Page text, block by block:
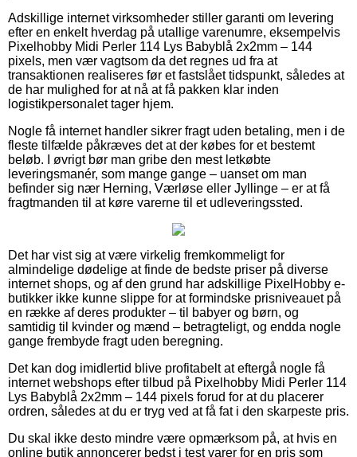
Adskillige internet virksomheder stiller garanti om levering
efter en enkelt hverdag på utallige varenumre, eksempelvis
Pixelhobby Midi Perler 114 Lys Babyblå 2x2mm – 144
pixels, men vær vagtsom da det regnes ud fra at
transaktionen realiseres før et fastslået tidspunkt, således at
de har mulighed for at nå at få pakken klar inden
logistikpersonalet tager hjem.
Nogle få internet handler sikrer fragt uden betaling, men i de
fleste tilfælde påkræves det at der købes for et bestemt
beløb. I øvrigt bør man gribe den mest letkøbte
leveringsmanér, som mange gange – uanset om man
befinder sig nær Herning, Værløse eller Jyllinge – er at få
fragtmanden til at køre varerne til et udleveringssted.
Det har vist sig at være virkelig fremkommeligt for
almindelige dødelige at finde de bedste priser på diverse
internet shops, og af den grund har adskillige PixelHobby e-
butikker ikke kunne slippe for at formindske prisniveauet på
en række af deres produkter – til babyer og børn, og
samtidig til kvinder og mænd – betragteligt, og endda nogle
gange frembyde fragt uden beregning.
Det kan dog imidlertid blive profitabelt at eftergå nogle få
internet webshops efter tilbud på Pixelhobby Midi Perler 114
Lys Babyblå 2x2mm – 144 pixels forud for at du placerer
ordren, således at du er tryg ved at få fat i den skarpeste pris.
Du skal ikke desto mindre være opmærksom på, at hvis en
online butik annoncerer bedst i test varer for en pris som